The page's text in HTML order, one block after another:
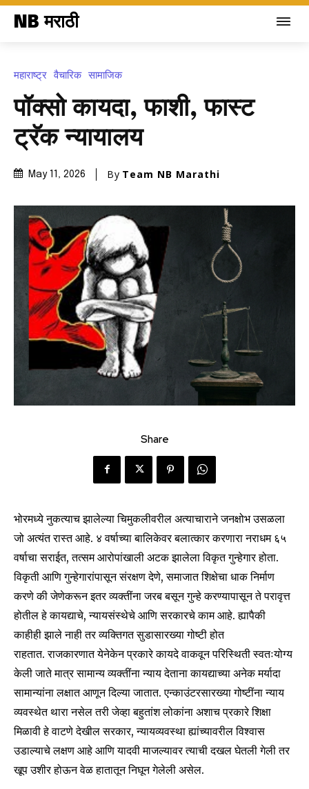
NB मराठी
महाराष्ट्र वैचारिक सामाजिक
पॉक्सो कायदा, फाशी, फास्ट
ट्रॅक न्यायालय
May 11, 2026 By Team NB Marathi
Share
भोरमध्ये नुकत्याच झालेल्या चिमुकलीवरील अत्याचाराने जनक्षोभ उसळला
जो अत्यंत रास्त आहे. ४ वर्षाच्या बालिकेवर बलात्कार करणारा नराधम ६५
वर्षाचा सराईत, तत्सम आरोपांखाली अटक झालेला विकृत गुन्हेगार होता.
विकृती आणि गुन्हेगारांपासून संरक्षण देणे, समाजात शिक्षेचा धाक निर्माण
करणे की जेणेकरून इतर व्यक्तींना जरब बसून गुन्हे करण्यापासून ते परावृत्त
होतील हे कायद्याचे, न्यायसंस्थेचे आणि सरकारचे काम आहे. ह्यापैकी
काहीही झाले नाही तर व्यक्तिगत सुडासारख्या गोष्टी होत
राहतात. राजकारणात येनेकेन प्रकारे कायदे वाकवून परिस्थिती स्वतःयोग्य
केली जाते मात्र सामान्य व्यक्तींना न्याय देताना कायद्याच्या अनेक मर्यादा
सामान्यांना लक्षात आणून दिल्या जातात. एन्काउंटरसारख्या गोष्टींना न्याय
व्यवस्थेत थारा नसेल तरी जेव्हा बहुतांश लोकांना अशाच प्रकारे शिक्षा
मिळावी हे वाटणे देखील सरकार, न्यायव्यवस्था ह्यांच्यावरील विश्वास
उडाल्याचे लक्षण आहे आणि यादवी माजल्यावर त्याची दखल घेतली गेली तर
खूप उशीर होऊन वेळ हातातून निघून गेलेली असेल.